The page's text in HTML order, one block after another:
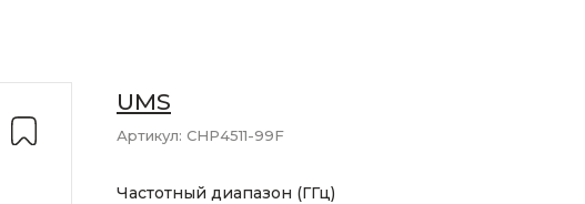
UMS
Артикул: CHP4511-99F
Частотный диапазон (ГГц)